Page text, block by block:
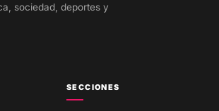
sociedad, deportes y
SECCIONES